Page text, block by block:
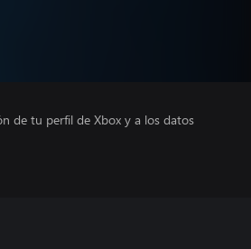
de tu perfil de Xbox y a los datos